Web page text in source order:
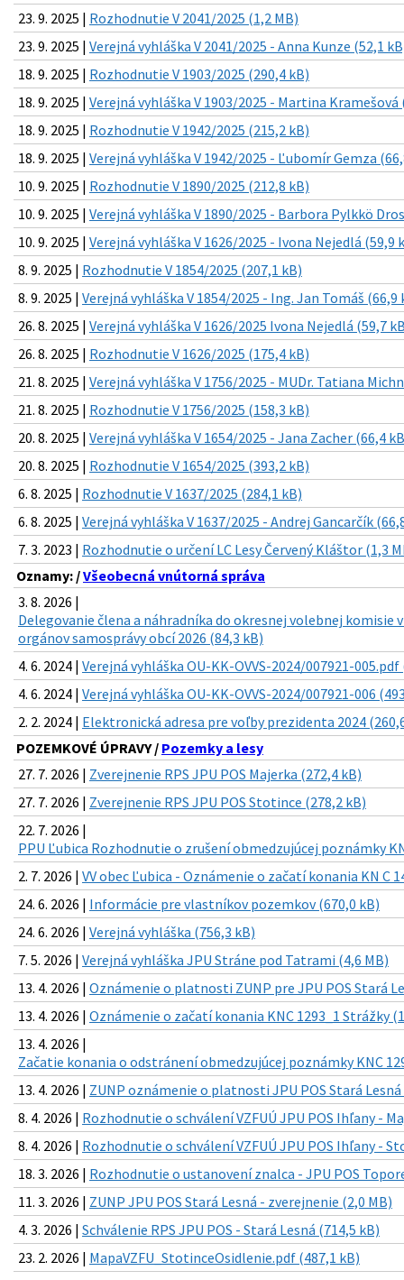
23. 9. 2025 | Rozhodnutie V 2041/2025 (1,2 MB)
23. 9. 2025 | Verejná vyhláška V 2041/2025 - Anna Kunze (52,1
18. 9. 2025 | Rozhodnutie V 1903/2025 (290,4 kB)
18. 9. 2025 | Verejná vyhláška V 1903/2025 - Martina Kramešová
18. 9. 2025 | Rozhodnutie V 1942/2025 (215,2 kB)
18. 9. 2025 | Verejná vyhláška V 1942/2025 - Ľubomír Gemza
10. 9. 2025 | Rozhodnutie V 1890/2025 (212,8 kB)
10. 9. 2025 | Verejná vyhláška V 1890/2025 - Barbora Pylkkö
10. 9. 2025 | Verejná vyhláška V 1626/2025 - Ivona Nejedlá (59,9
8. 9. 2025 | Rozhodnutie V 1854/2025 (207,1 kB)
8. 9. 2025 | Verejná vyhláška V 1854/2025 - Ing. Jan Tomáš (66,9
26. 8. 2025 | Verejná vyhláška V 1626/2025 Ivona Nejedlá (59,7
26. 8. 2025 | Rozhodnutie V 1626/2025 (175,4 kB)
21. 8. 2025 | Verejná vyhláška V 1756/2025 - MUDr. Tatiana
21. 8. 2025 | Rozhodnutie V 1756/2025 (158,3 kB)
20. 8. 2025 | Verejná vyhláška V 1654/2025 - Jana Zacher (66,4
20. 8. 2025 | Rozhodnutie V 1654/2025 (393,2 kB)
6. 8. 2025 | Rozhodnutie V 1637/2025 (284,1 kB)
6. 8. 2025 | Verejná vyhláška V 1637/2025 - Andrej Gancarčík
7. 3. 2023 | Rozhodnutie o určení LC Lesy Červený Kláštor (1,3
Oznamy: /Všeobecná vnútorná správa
3. 8. 2026 |
Delegovanie člena a náhradníka do okresnej volebnej komisie
orgánov samosprávy obcí 2026 (84,3 kB)
4. 6. 2024 | Verejná vyhláška OU-KK-OVVS-2024/007921-005.pdf
4. 6. 2024 | Verejná vyhláška OU-KK-OVVS-2024/007921-006
2. 2. 2024 | Elektronická adresa pre voľby prezidenta 2024
POZEMKOVÉ ÚPRAVY / Pozemky a lesy
27. 7. 2026 | Zverejnenie RPS JPU POS Majerka (272,4 kB)
27. 7. 2026 | Zverejnenie RPS JPU POS Stotince (278,2 kB)
22. 7. 2026 |
PPU Ľubica Rozhodnutie o zrušení obmedzujúcej poznámky
2. 7. 2026 | VV obec Ľubica - Oznámenie o začatí konania KN C
24. 6. 2026 | Informácie pre vlastníkov pozemkov (670,0 kB)
24. 6. 2026 | Verejná vyhláška (756,3 kB)
7. 5. 2026 | Verejná vyhláška JPU Stráne pod Tatrami (4,6 MB)
13. 4. 2026 | Oznámenie o platnosti ZUNP pre JPU POS Stará
13. 4. 2026 | Oznámenie o začatí konania KNC 1293_1 Strážky
13. 4. 2026 |
Začatie konania o odstránení obmedzujúcej poznámky KNC
13. 4. 2026 | ZUNP oznámenie o platnosti JPU POS Stará Lesná
8. 4. 2026 | Rozhodnutie o schválení VZFUÚ JPU POS Ihľany -
8. 4. 2026 | Rozhodnutie o schválení VZFUÚ JPU POS Ihľany -
18. 3. 2026 | Rozhodnutie o ustanovení znalca - JPU POS
11. 3. 2026 | ZUNP JPU POS Stará Lesná - zverejnenie (2,0 MB)
4. 3. 2026 | Schválenie RPS JPU POS - Stará Lesná (714,5 kB)
23. 2. 2026 | MapaVZFU_StotinceOsidlenie.pdf (487,1 kB)